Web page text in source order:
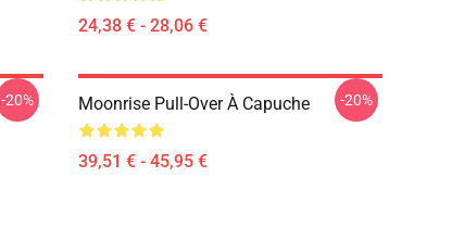
24,38 € - 28,06 €
-20% Moonrise Pull-Over À Capuche
39,51 € - 45,95 €
-20%